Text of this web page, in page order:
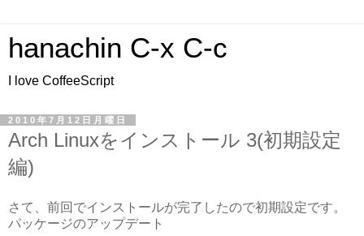
hanachin C-x C-c
I love CoffeeScript
2010年7月12日月曜日
Arch Linuxをインストール 3(初期設定
編)
さて、前回でインストールが完了したので初期設定です。
パッケージのアップデート